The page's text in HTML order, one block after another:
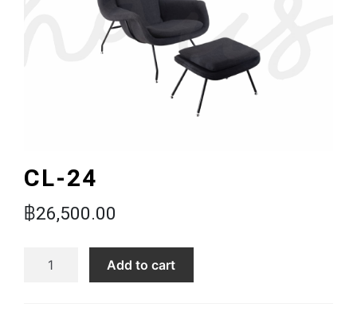
CL-24
฿26,500.00
CL-24 quantityAdd to cart